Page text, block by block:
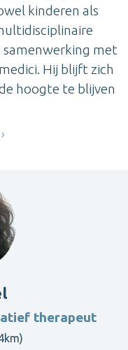
kinderen als
samenwerking met
Hij blijft zich
hoogte te blijven
therapeut